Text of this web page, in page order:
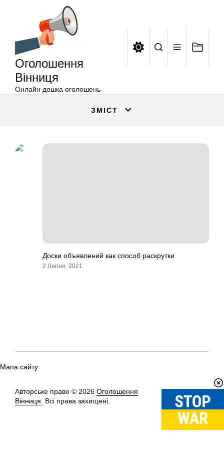
Оголошення
Вінниця
Онлайн дошка оголошень
ЗМІСТ
Доски объявлений как способ раскрутки
2 Липня, 2021
Мапа сайту
Авторське право © 2026 Оголошення
Вінниця.
Всі права захищені.
Вгору↑